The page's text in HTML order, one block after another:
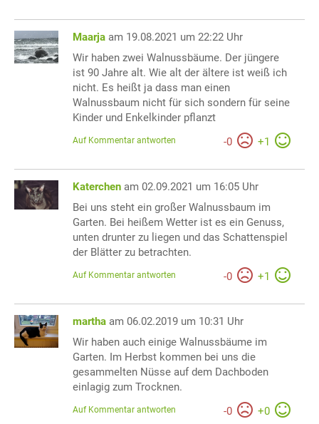
Maarja am 19.08.2021 um 22:22 Uhr
Wir haben zwei Walnussbäume. Der jüngere
ist 90 Jahre alt. Wie alt der ältere ist weiß ich
nicht. Es heißt ja dass man einen
Walnussbaum nicht für sich sondern für seine
Kinder und Enkelkinder pflanzt
-0 +1
Auf Kommentar antworten
Katerchen am 02.09.2021 um 16:05 Uhr
Bei uns steht ein großer Walnussbaum im
Garten. Bei heißem Wetter ist es ein Genuss,
unten drunter zu liegen und das Schattenspiel
der Blätter zu betrachten.
-0 +1
Auf Kommentar antworten
martha am 06.02.2019 um 10:31 Uhr
Wir haben auch einige Walnussbäume im
Garten. Im Herbst kommen bei uns die
gesammelten Nüsse auf dem Dachboden
einlagig zum Trocknen.
-0 +0
Auf Kommentar antworten